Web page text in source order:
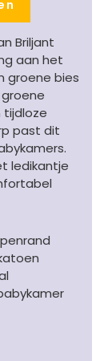
Briljant
aan het
groene bies
past dit
ledikantje